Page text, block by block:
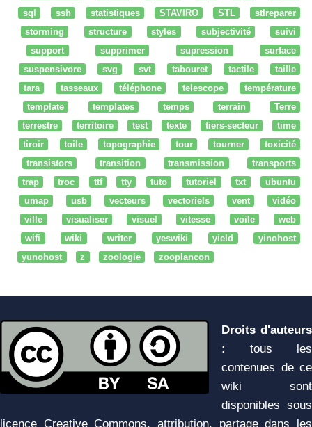
sql
ssh statistiques STAVIRO STL
stlreparer
storming
structure styles subjectivité
suivi
support
supprimer supression
surface
suspensivore
svg svt tabouret tactile
taille
tara
tasseaux téléphone telescope
température
template
templates temps terrain
Terre
terrestre
territoire test texte tiers-secteur
time
tiroir
toile topographie tour tourner
toxicité
transistors
transition transmission
transports
trap
troc ttf tty tuto tutoriel txt
ubuntu
umap
usb vecteurs vectoriels vent
vidéo
ville
visualiser visuel vitesse voile
web
wifi
wiki writer yeswiki yield
yinohost
yunohost
z zoologie zooplancon
Droits d'auteurs
:
tous les
contenues de ce
wiki sont
disponibles sous
licence Creative Commons, attribution, partage dans les